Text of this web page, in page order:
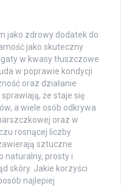
jako zdrowy dodatek do
jako skuteczny
w kwasy tłuszczowe
w poprawie kondycji
oraz działanie
że staje się
a wiele osób odkrywa
oraz w
rosnącej liczby
sztuczne
naturalny, prosty i
skóry. Jakie korzyści
najlepiej